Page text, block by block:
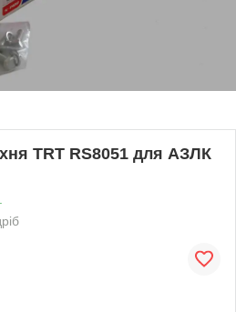
TRT RS8051 для АЗЛК